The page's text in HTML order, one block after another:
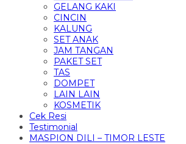
GELANG KAKI
CINCIN
KALUNG
SET ANAK
JAM TANGAN
PAKET SET
TAS
DOMPET
LAIN LAIN
KOSMETIK
Cek Resi
Testimonial
MASPION DILI – TIMOR LESTE